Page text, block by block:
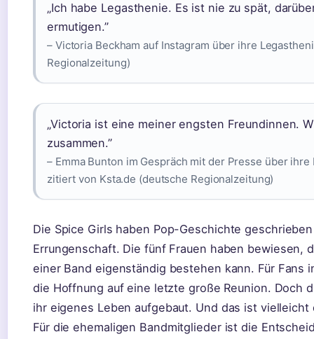
„Ich habe Legasthenie. Es ist nie zu spät,
ermutigen.”
– Victoria Beckham auf Instagram über ihre
Regionalzeitung)
„Victoria ist eine meiner engsten Freundinnen.
zusammen.”
– Emma Bunton im Gespräch mit der Presse über
zitiert von Ksta.de (deutsche Regionalzeitung)
Die Spice Girls haben Pop-Geschichte
Errungenschaft. Die fünf Frauen haben bewiesen,
einer Band eigenständig bestehen kann. Für Fans
die Hoffnung auf eine letzte große Reunion. Doch
ihr eigenes Leben aufgebaut. Und das ist
Für die ehemaligen Bandmitglieder ist die